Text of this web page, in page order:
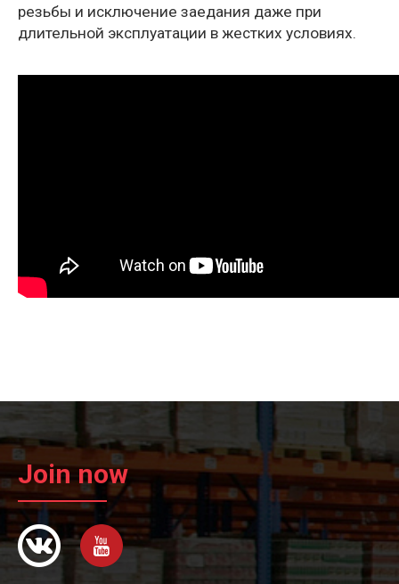
резьбы и исключение заедания даже при
длительной эксплуатации в жестких условиях.
Join now